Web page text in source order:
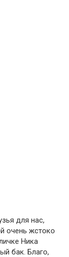
для нас,
очень жстоко
Ника
бак. Благо,